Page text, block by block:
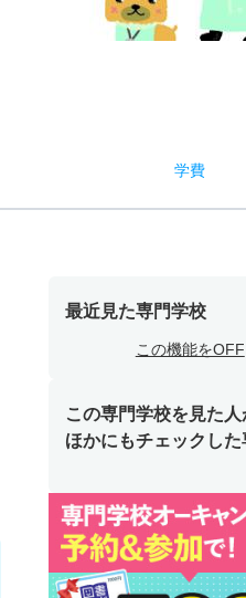
学費
最近見た専門学校
この機能をOFF
この専門学校を見た人
ほかにもチェックした